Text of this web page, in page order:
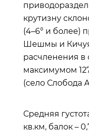
крутизну
(4–6° и более)
Шешмы и
расчленения в
максимумом
(село Слобода
Средняя
кв.км, балок –